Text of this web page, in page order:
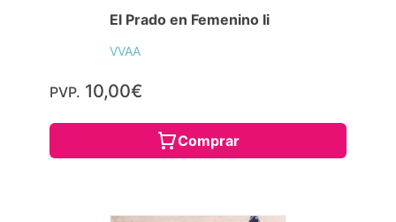
El Prado en Femenino Ii
VVAA
PVP. 10,00€
Comprar